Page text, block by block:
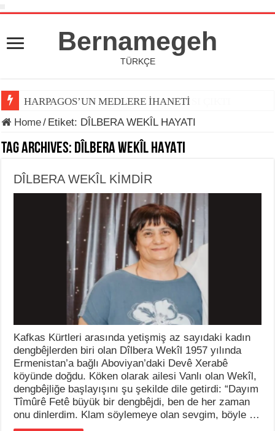
Bernamegeh
TÜRKÇE
HARPAGOS’UN MEDLERE İHANETİ
Home/ Etiket: DÎLBERA WEKÎL HAYATI
Tag Archives: DÎLBERA WEKÎL HAYATI
DÎLBERA WEKÎL KİMDİR
Kafkas Kürtleri arasında yetişmiş az sayıdaki kadın
dengbêjlerden biri olan Dîlbera Wekîl 1957 yılında
Ermenistan’a bağlı Aboviyan’daki Devê Xerabê
köyünde doğdu. Köken olarak ailesi Vanlı olan Wekîl,
dengbêjliğe başlayışını şu şekilde dile getirdi: “Dayım
Tîmûrê Fetê büyük bir dengbêjdi, ben de her zaman
onu dinlerdim. Klam söylemeye olan sevgim, böyle …